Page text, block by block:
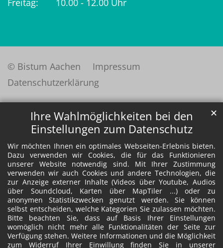
Ihre Wahlmöglichkeiten bei den
Einstellungen zum Datenschutz
Wir möchten Ihnen ein optimales Webseiten-Erlebnis bieten.
Dazu verwenden wir Cookies, die für das Funktionieren
unserer Website notwendig sind. Mit Ihrer Zustimmung
verwenden wir auch Cookies und andere Technologien, die
zur Anzeige externer Inhalte (Videos über Youtube, Audios
über Soundcloud, Karten über MapTiler ...) oder zu
anonymen Statistikzwecken genutzt werden. Sie können
selbst entscheiden, welche Kategorien Sie zulassen möchten.
Bitte beachten Sie, dass auf Basis Ihrer Einstellungen
womöglich nicht mehr alle Funktionalitäten der Seite zur
Verfügung stehen. Weitere Informationen und die Möglichkeit
zum Widerruf Ihrer Einwillung finden Sie in unserer
✕
Freitag: 10.00 - 12.00 Uhr
© Bistum Aachen
Impressum
Datenschutzerklärung